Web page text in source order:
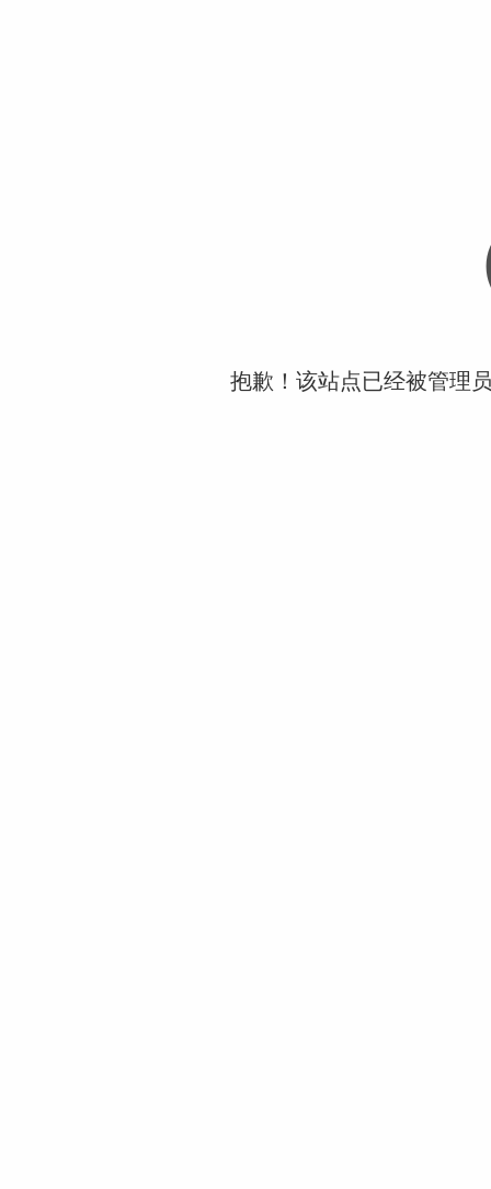
抱歉！该站点已经被管理